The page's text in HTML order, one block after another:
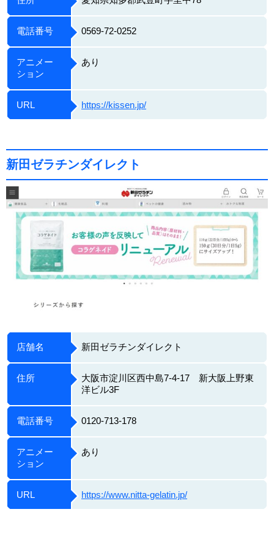
電話番号 0569-72-0252
アニメー
ション
あり
URL https://kissen.jp/
新田ゼラチンダイレクト
店舗名 新田ゼラチンダイレクト
住所
大阪市淀川区西中島7-4-17 新大阪上野東
洋ビル3F
電話番号 0120-713-178
アニメー
ション
あり
URL https://www.nitta-gelatin.jp/